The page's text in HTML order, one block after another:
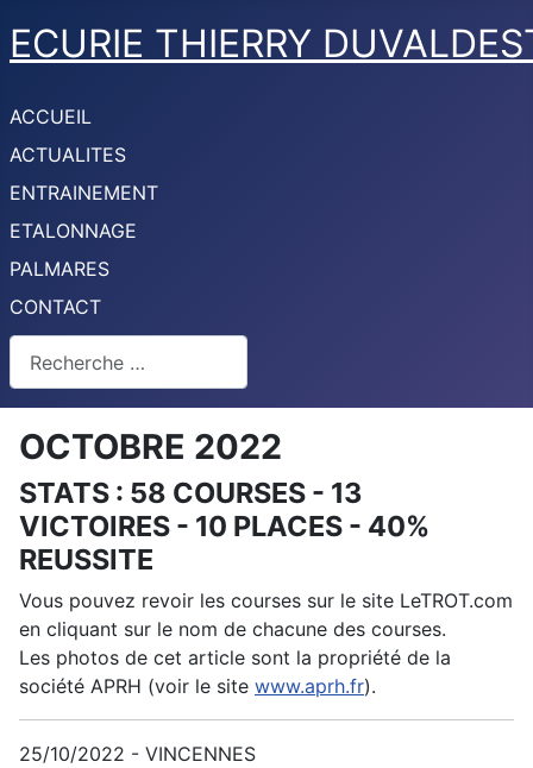
ECURIE THIERRY
ACCUEIL
ACTUALITES
ENTRAINEMENT
ETALONNAGE
PALMARES
CONTACT
OCTOBRE 2022
STATS : 58 COURSES - 13
VICTOIRES - 10 PLACES - 40%
REUSSITE
Vous pouvez revoir les courses sur le site LeTROT.com
en cliquant sur le nom de chacune des courses.
Les photos de cet article sont la propriété de la
société APRH (voir le site www.aprh.fr).
25/10/2022 - VINCENNES